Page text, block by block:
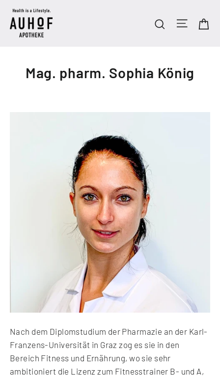
zum
Inhalt
Suche
Mag. pharm. Sophia König
Nach dem Diplomstudium der Pharmazie an der Karl-
Franzens-Universität in Graz zog es sie in den
Bereich Fitness und Ernährung, wo sie sehr
ambitioniert die Lizenz zum Fitnesstrainer B- und A,